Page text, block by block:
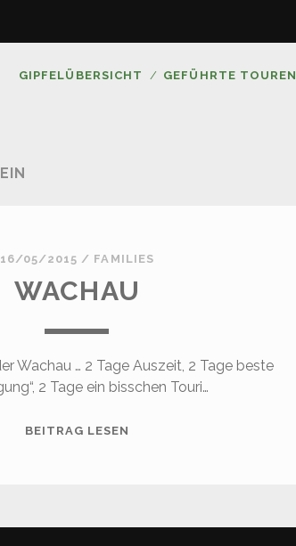
GIPFELÜBERSICHT GEFÜHRTE TOUREN
16/05/2015 / FAMILIES
WACHAU
Wachau … 2 Tage Auszeit, 2 Tage beste
2 Tage ein bisschen Touri…
BEITRAG LESEN